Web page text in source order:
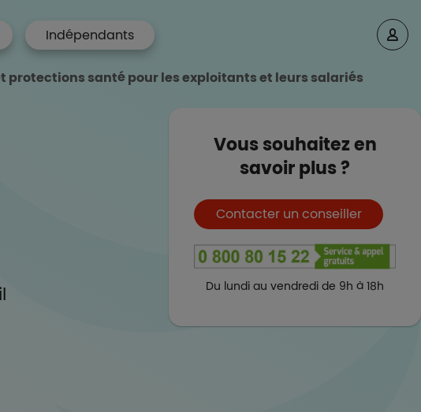
Indépendants
santé pour les exploitants et leurs salariés
Vous souhaitez en
savoir plus ?
Boutons et liens
Contacter un conseiller
Du lundi au vendredi de 9h à 18h